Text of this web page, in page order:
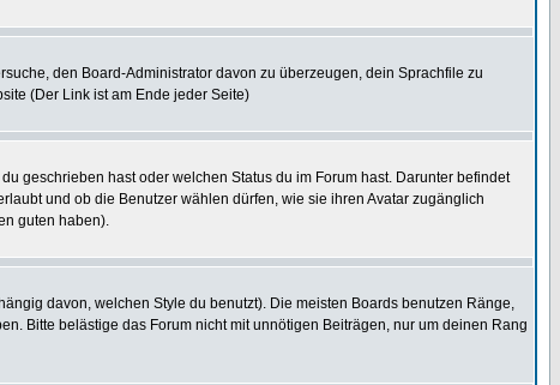
den Board-Administrator davon zu überzeugen, dein Sprachfile zu
(Der Link ist am Ende jeder Seite)
geschrieben hast oder welchen Status du im Forum hast. Darunter befindet
und ob die Benutzer wählen dürfen, wie sie ihren Avatar zugänglich
guten haben).
davon, welchen Style du benutzt). Die meisten Boards benutzen Ränge,
Bitte belästige das Forum nicht mit unnötigen Beiträgen, nur um deinen Rang